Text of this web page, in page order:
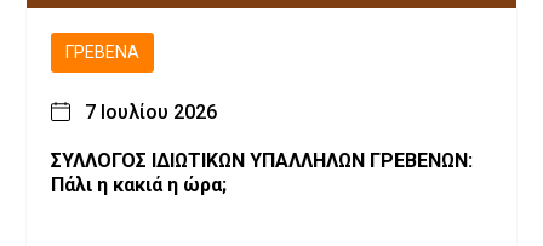
ΓΡΕΒΕΝΆ
7 Ιουλίου 2026
ΣΥΛΛΟΓΟΣ ΙΔΙΩΤΙΚΩΝ ΥΠΑΛΛΗΛΩΝ ΓΡΕΒΕΝΩΝ:
Πάλι η κακιά η ώρα;